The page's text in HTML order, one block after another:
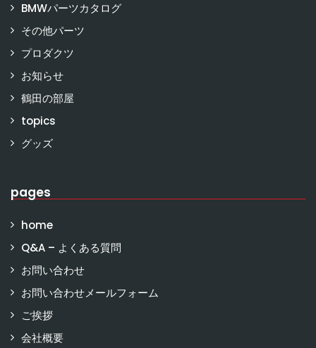
BMWパーツカタログ
その他パーツ
プロダクツ
お知らせ
鶴田の部屋
topics
グッズ
pages
home
Q&A – よくある質問
お問い合わせ
お問い合わせメールフォーム
ご挨拶
会社概要